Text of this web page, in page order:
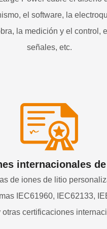
el software, la
la medición y el control,
señales, etc.
internacionales
de iones de litio
IEC61960, IEC62133,
otras certificaciones